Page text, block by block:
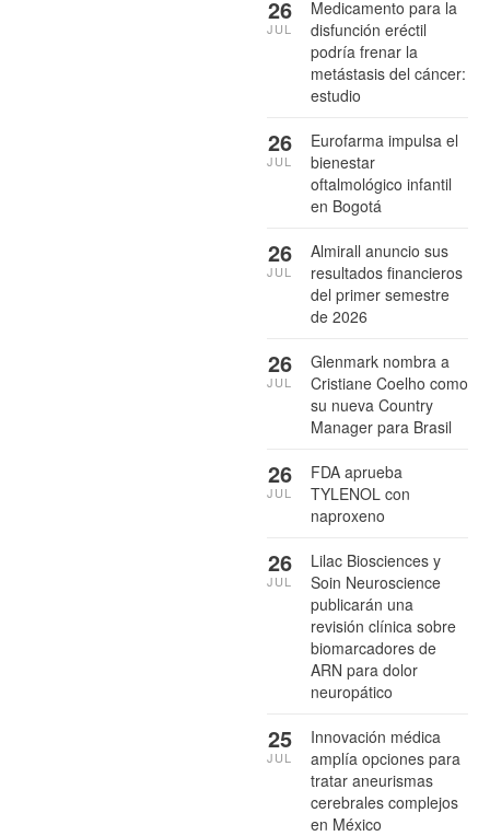
Medicamento para la
disfunción eréctil
podría frenar la
metástasis del cáncer:
estudio
26
JUL
Eurofarma impulsa el
bienestar
oftalmológico infantil
en Bogotá
26
JUL
Almirall anuncio sus
resultados financieros
del primer semestre
de 2026
26
JUL
Glenmark nombra a
Cristiane Coelho como
su nueva Country
Manager para Brasil
26
JUL
FDA aprueba
TYLENOL con
naproxeno
26
JUL
Lilac Biosciences y
Soin Neuroscience
publicarán una
revisión clínica sobre
biomarcadores de
ARN para dolor
neuropático
26
JUL
Innovación médica
amplía opciones para
tratar aneurismas
cerebrales complejos
en México
25
JUL